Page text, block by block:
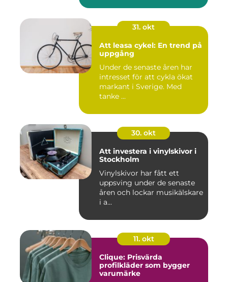
31. okt
Att leasa cykel: En trend på
uppgång
Under de senaste åren har
intresset för att cykla ökat
markant i Sverige. Med
tanke ...
30. okt
Att investera i vinylskivor i
Stockholm
Vinylskivor har fått ett
uppsving under de senaste
åren och lockar musikälskare
i a...
11. okt
Clique: Prisvärda
profilkläder som bygger
varumärke